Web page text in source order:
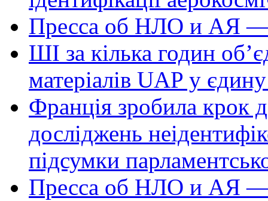
Пресса об НЛО и АЯ —
ШІ за кілька годин
матеріалів UAP у
Франція зробила крок
досліджень
підсумки
Пресса об НЛО и АЯ —